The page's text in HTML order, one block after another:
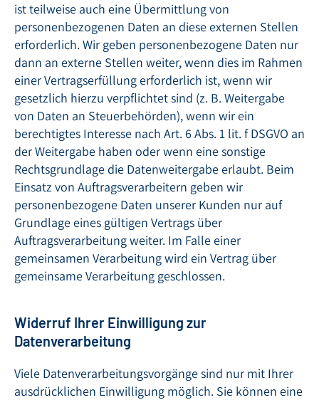
ist teilweise auch eine Übermittlung von
personenbezogenen Daten an diese externen Stellen
erforderlich. Wir geben personenbezogene Daten nur
dann an externe Stellen weiter, wenn dies im Rahmen
einer Vertragserfüllung erforderlich ist, wenn wir
gesetzlich hierzu verpflichtet sind (z. B. Weitergabe
von Daten an Steuerbehörden), wenn wir ein
berechtigtes Interesse nach Art. 6 Abs. 1 lit. f DSGVO an
der Weitergabe haben oder wenn eine sonstige
Rechtsgrundlage die Datenweitergabe erlaubt. Beim
Einsatz von Auftragsverarbeitern geben wir
personenbezogene Daten unserer Kunden nur auf
Grundlage eines gültigen Vertrags über
Auftragsverarbeitung weiter. Im Falle einer
gemeinsamen Verarbeitung wird ein Vertrag über
gemeinsame Verarbeitung geschlossen.
Widerruf Ihrer Einwilligung zur
Datenverarbeitung
Viele Datenverarbeitungsvorgänge sind nur mit Ihrer
ausdrücklichen Einwilligung möglich. Sie können eine